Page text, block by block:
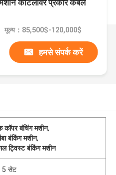
कैंटिलीवर प्रकार केबल
मूल्य：85,500$-120,000$
हमसे संपर्क करें
कॉपर बंचिंग मशीन,
बंकिंग मशीन,
ट्विस्ट बंकिंग मशीन
5 सेट